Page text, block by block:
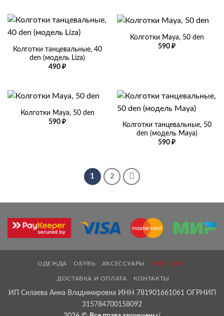
950 ₽
Колготки танцевальные, 40
den (модель Liza)
490 ₽
Колготки Maya, 50 den
590 ₽
Колготки Maya, 50 den
590 ₽
Колготки танцевальные, 50
den (модель Maya)
590 ₽
1 2
ОДЕЖДА ОБУВЬ АКСЕССУАРЫ SALE -30%
ДОСТАВКА И ОПЛАТА КОНТАКТЫ
ИП Силаева Анна Владимировна ИНН 781901661061 ОГРНИП
315784700158092